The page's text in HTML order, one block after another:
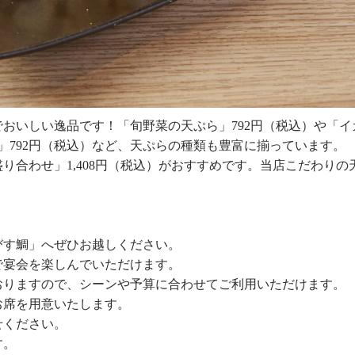
いしい逸品です！「旬野菜の天ぷら」792円（税込）や「イ
円（税込）など、天ぷらの種類も豊富に揃っています。
合わせ」1,408円（税込）がおすすめです。当店こだわりの
鯛」へぜひお越しください。
会を楽しんでいただけます。
ますので、シーンや予算に合わせてご利用いただけます。
を用意いたします。
ださい。